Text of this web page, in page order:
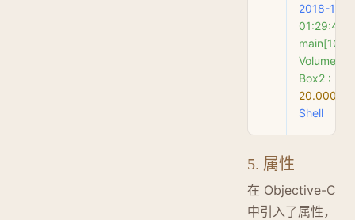
2018-11-
Volume
Box2 :
Shell
5. 属性
在 Objective-C
中引入了属性，